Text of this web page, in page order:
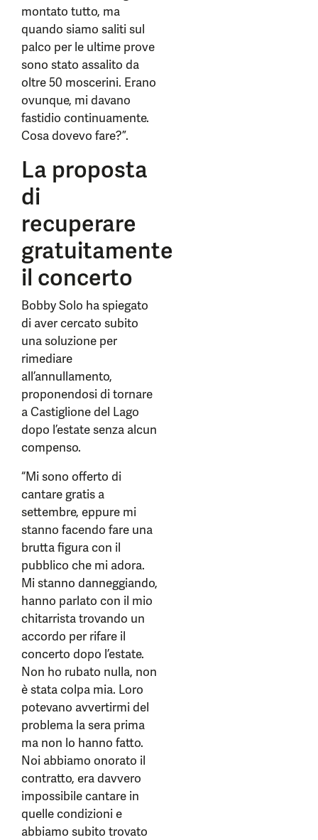
montato tutto, ma
quando siamo saliti sul
palco per le ultime prove
sono stato assalito da
oltre 50 moscerini. Erano
ovunque, mi davano
fastidio continuamente.
Cosa dovevo fare?”.
La proposta
di
recuperare
gratuitamente
il concerto
Bobby Solo ha spiegato
di aver cercato subito
una soluzione per
rimediare
all’annullamento,
proponendosi di tornare
a Castiglione del Lago
dopo l’estate senza alcun
compenso.
“Mi sono offerto di
cantare gratis a
settembre, eppure mi
stanno facendo fare una
brutta figura con il
pubblico che mi adora.
Mi stanno danneggiando,
hanno parlato con il mio
chitarrista trovando un
accordo per rifare il
concerto dopo l’estate.
Non ho rubato nulla, non
è stata colpa mia. Loro
potevano avvertirmi del
problema la sera prima
ma non lo hanno fatto.
Noi abbiamo onorato il
contratto, era davvero
impossibile cantare in
quelle condizioni e
abbiamo subito trovato